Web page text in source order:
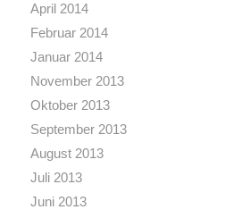
April 2014
Februar 2014
Januar 2014
November 2013
Oktober 2013
September 2013
August 2013
Juli 2013
Juni 2013